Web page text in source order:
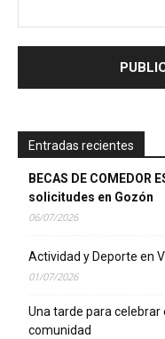
Entradas recientes
BECAS DE COMEDOR
solicitudes en Gozón
06/07/2026
Actividad y Deporte en
01/07/2026
Una tarde para
comunidad